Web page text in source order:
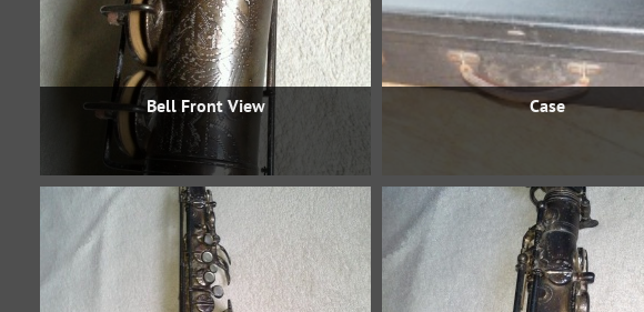
Bell Front View Case